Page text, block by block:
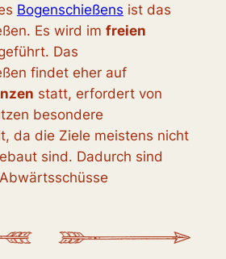
Bogenschießens ist das
Es wird im freien
Das
findet eher auf
statt, erfordert von
besondere
da die Ziele meistens nicht
sind. Dadurch sind